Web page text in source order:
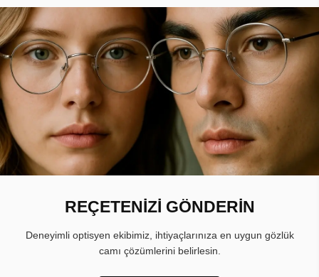
REÇETENİZİ GÖNDERİN
Deneyimli optisyen ekibimiz, ihtiyaçlarınıza en uygun gözlük
camı çözümlerini belirlesin.